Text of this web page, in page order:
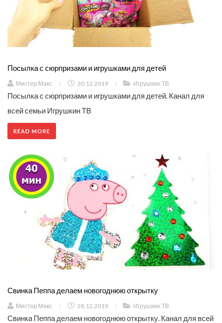
Посылка с сюрпризами и игрушками для детей
Мистер Макс / 30.12.2019 / Игрушкин ТВ
Посылка с сюрпризами и игрушками для детей. Канал для
всей семьи Игрушкин ТВ
READ MORE
Свинка Пеппа делаем новогоднюю открытку
Мистер Макс / 28.12.2019 / Игрушкин ТВ
Свинка Пеппа делаем новогоднюю открытку. Канал для всей